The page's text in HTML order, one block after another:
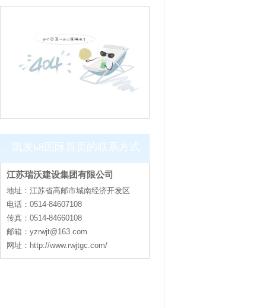
凯发k8国际首页的联系方式
contact
江苏瑞沃建设集团有限公司
地址：江苏省高邮市城南经济开发区
电话：0514-84607108
传真：0514-84660108
邮箱： yzrwjt@163.com
网址：http://www.rwjtgc.com/